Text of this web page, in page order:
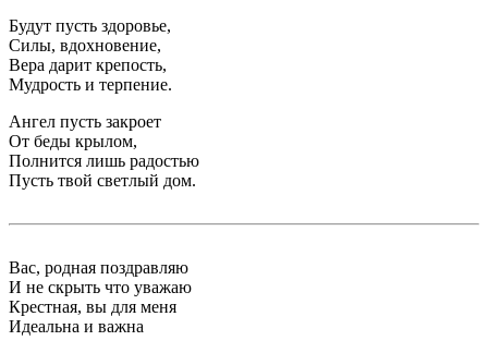
Будут пусть здоровье,
Силы, вдохновение,
Вера дарит крепость,
Мудрость и терпение.
Ангел пусть закроет
От беды крылом,
Полнится лишь радостью
Пусть твой светлый дом.
Вас, родная поздравляю
И не скрыть что уважаю
Крестная, вы для меня
Идеальна и важна